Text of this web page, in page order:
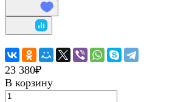
23 380₽
В корзину